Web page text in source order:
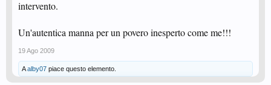
intervento.
Un'autentica manna per un povero inesperto come me!!!
19 Ago 2009
Aalby07 piace questo elemento.